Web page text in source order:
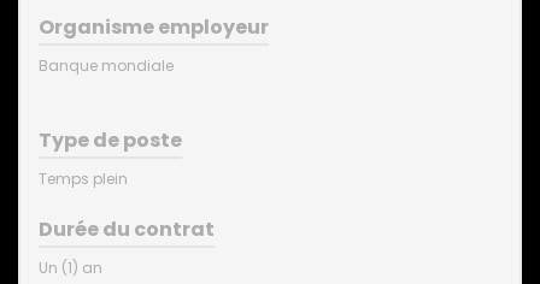
Organisme employeur
Banque mondiale
Type de poste
Temps plein
Durée du contrat
Un (1) an